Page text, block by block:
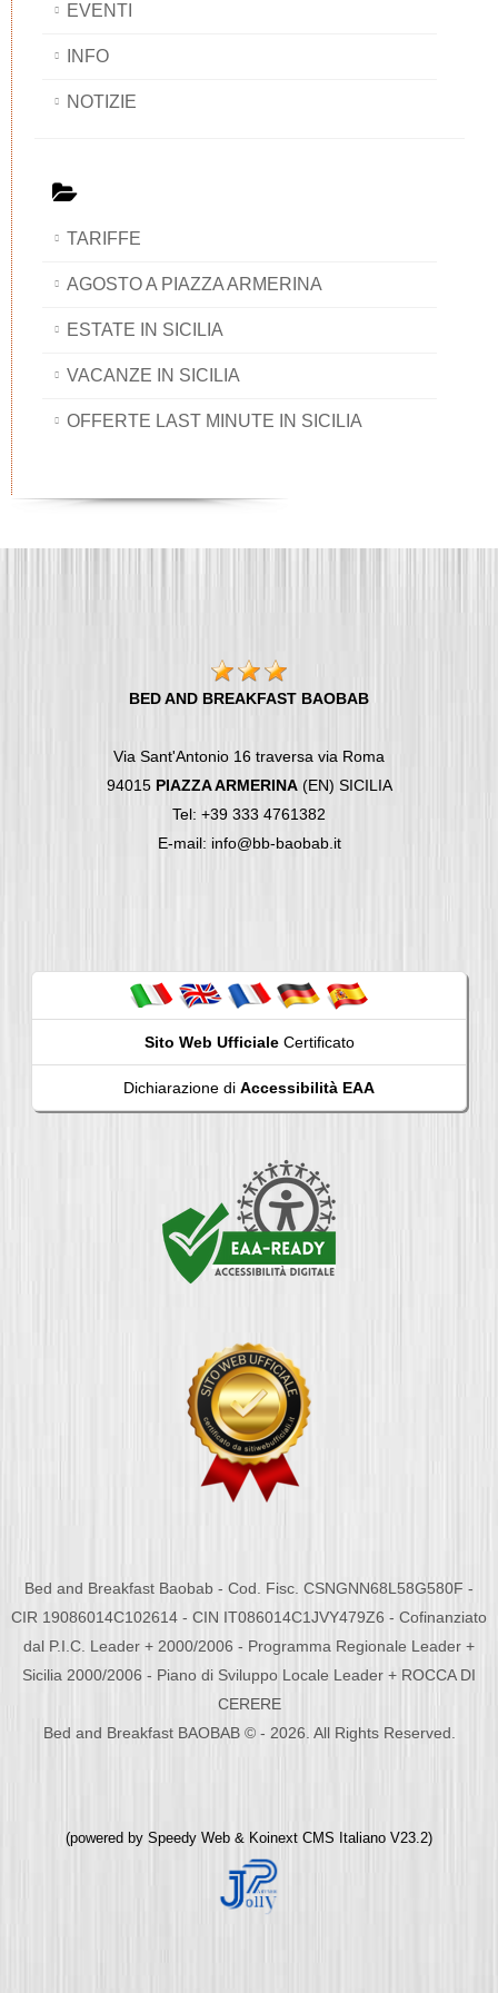
EVENTI
INFO
NOTIZIE
TARIFFE
AGOSTO A PIAZZA ARMERINA
ESTATE IN SICILIA
VACANZE IN SICILIA
OFFERTE LAST MINUTE IN SICILIA
BED AND BREAKFAST BAOBAB
Via Sant'Antonio 16 traversa via Roma
94015 PIAZZA ARMERINA(EN) SICILIA
Tel: +39 333 4761382
E-mail: info@bb-baobab.it
Sito Web UfficialeCertificato
Dichiarazione di Accessibilità EAA
Bed and Breakfast Baobab - Cod. Fisc. CSNGNN68L58G580F -
CIR 19086014C102614 - CIN IT086014C1JVY479Z6 - Cofinanziato
dal P.I.C. Leader + 2000/2006 - Programma Regionale Leader +
Sicilia 2000/2006 - Piano di Sviluppo Locale Leader + ROCCA DI
CERERE
Bed and Breakfast BAOBAB © - 2026. All Rights Reserved.
(powered by Speedy Web & Koinext CMS Italiano V23.2)